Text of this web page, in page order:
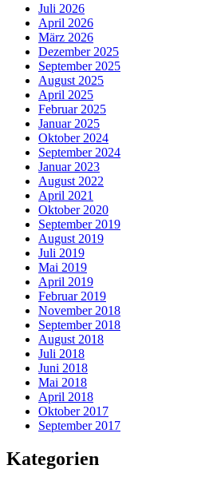
Juli 2026
April 2026
März 2026
Dezember 2025
September 2025
August 2025
April 2025
Februar 2025
Januar 2025
Oktober 2024
September 2024
Januar 2023
August 2022
April 2021
Oktober 2020
September 2019
August 2019
Juli 2019
Mai 2019
April 2019
Februar 2019
November 2018
September 2018
August 2018
Juli 2018
Juni 2018
Mai 2018
April 2018
Oktober 2017
September 2017
Kategorien